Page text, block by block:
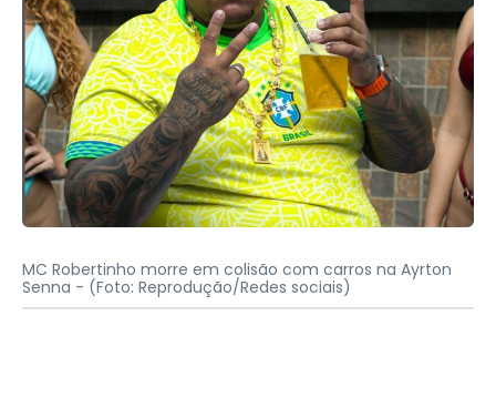
MC Robertinho morre em colisão com carros na Ayrton
Senna - (Foto: Reprodução/Redes sociais)